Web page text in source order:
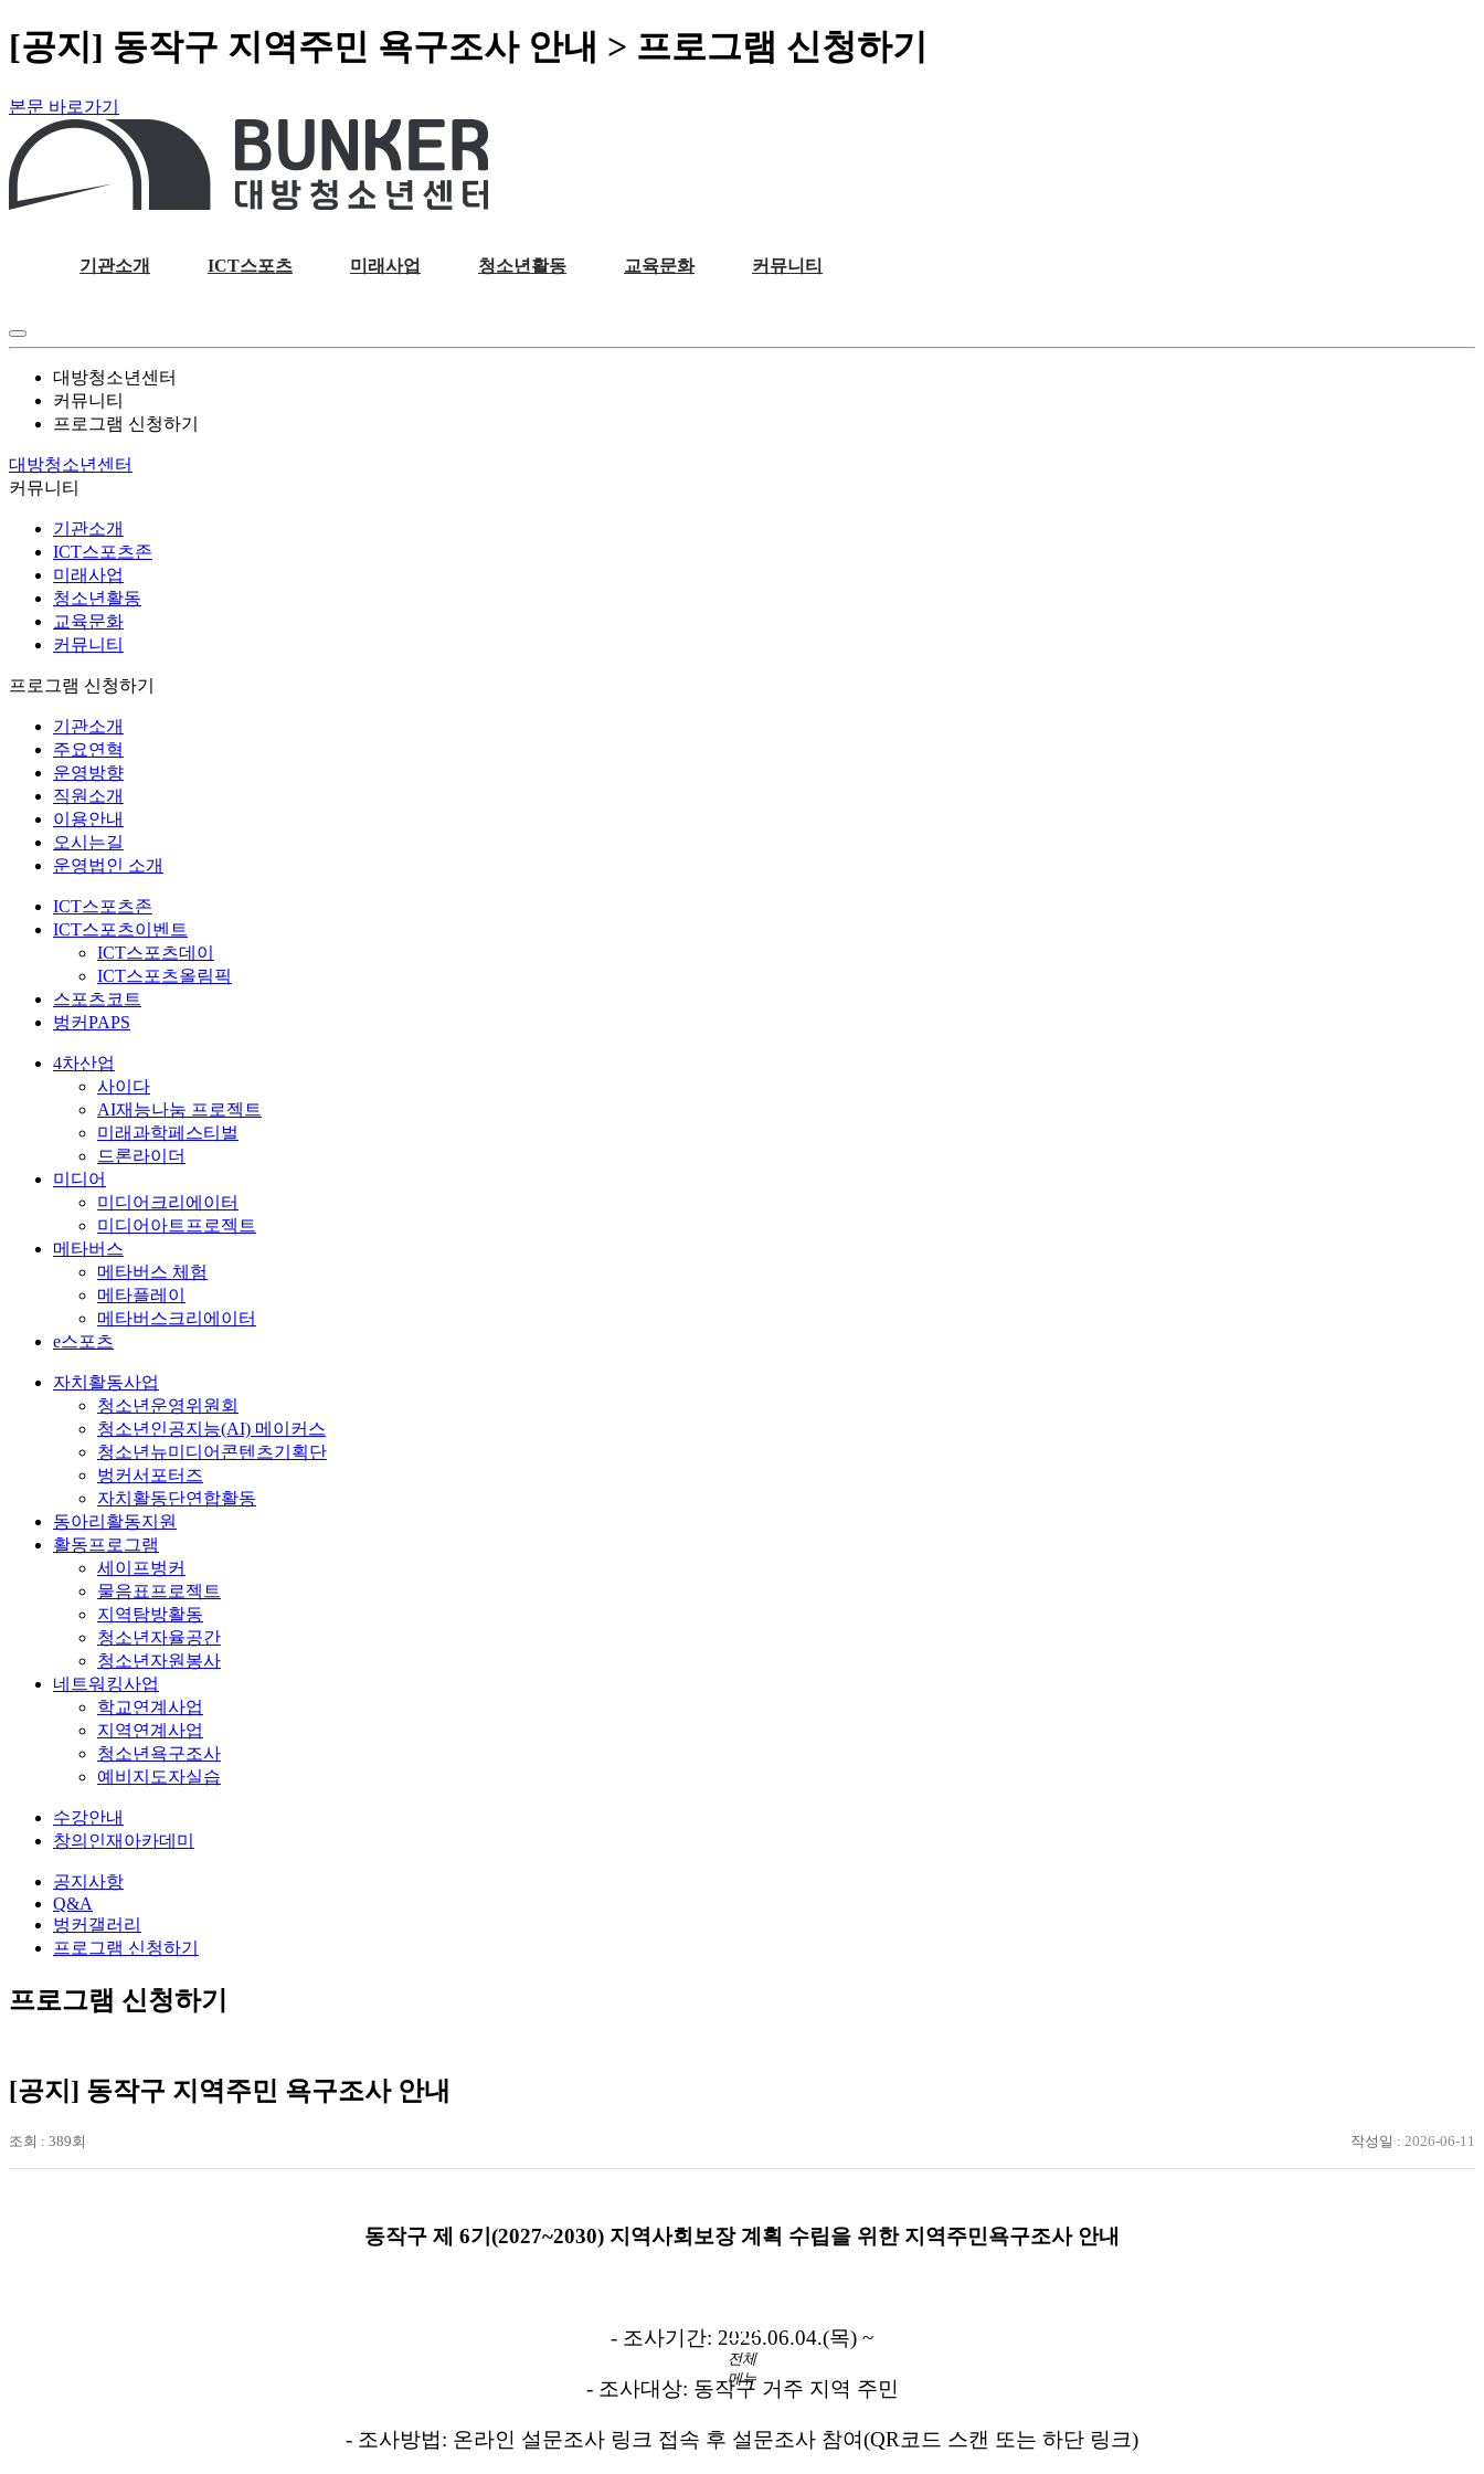
[공지] 동작구 지역주민 욕구조사 안내 > 프로그램 신청하기
본문 바로가기
기관소개 ICT스포츠 미래사업 청소년활동 교육문화 커뮤니티
전체
메뉴
대방청소년센터
커뮤니티
프로그램 신청하기
대방청소년센터
커뮤니티
기관소개
ICT스포츠존
미래사업
청소년활동
교육문화
커뮤니티
프로그램 신청하기
기관소개
주요연혁
운영방향
직원소개
이용안내
오시는길
운영법인 소개
ICT스포츠존
ICT스포츠이벤트
ICT스포츠데이
ICT스포츠올림픽
스포츠코트
벙커PAPS
4차산업
사이다
AI재능나눔 프로젝트
미래과학페스티벌
드론라이더
미디어
미디어크리에이터
미디어아트프로젝트
메타버스
메타버스 체험
메타플레이
메타버스크리에이터
e스포츠
자치활동사업
청소년운영위원회
청소년인공지능(AI) 메이커스
청소년뉴미디어콘텐츠기획단
벙커서포터즈
자치활동단연합활동
동아리활동지원
활동프로그램
세이프벙커
물음표프로젝트
지역탐방활동
청소년자율공간
청소년자원봉사
네트워킹사업
학교연계사업
지역연계사업
청소년욕구조사
예비지도자실습
수강안내
창의인재아카데미
공지사항
Q&A
벙커갤러리
프로그램 신청하기
프로그램 신청하기
[공지] 동작구 지역주민 욕구조사 안내
조회 : 389회 작성일 : 2026-06-11
동작구 제 6기(2027~2030) 지역사회보장 계획 수립을 위한 지역주민욕구조사 안내
- 조사기간: 2026.06.04.(목) ~
- 조사대상: 동작구 거주 지역 주민
- 조사방법: 온라인 설문조사 링크 접속 후 설문조사 참여(QR코드 스캔 또는 하단 링크)